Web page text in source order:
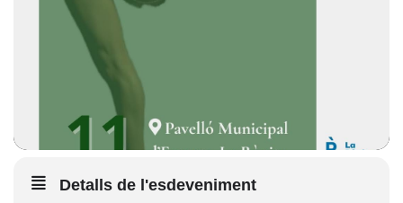
Detalls de l'esdeveniment